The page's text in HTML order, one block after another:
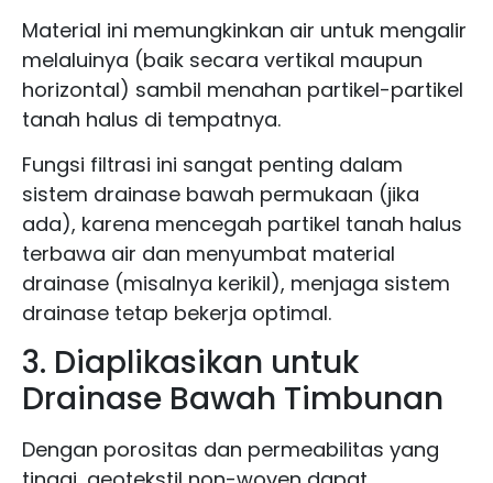
Material ini memungkinkan air untuk mengalir
melaluinya (baik secara vertikal maupun
horizontal) sambil menahan partikel-partikel
tanah halus di tempatnya.
Fungsi filtrasi ini sangat penting dalam
sistem drainase bawah permukaan (jika
ada), karena mencegah partikel tanah halus
terbawa air dan menyumbat material
drainase (misalnya kerikil), menjaga sistem
drainase tetap bekerja optimal.
3. Diaplikasikan untuk
Drainase Bawah Timbunan
Dengan porositas dan permeabilitas yang